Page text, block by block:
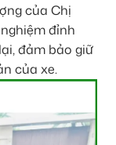
của Chị
đỉnh
đảm bảo giữ
của xe.